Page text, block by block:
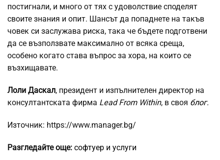
постигнали, и много от тях с удоволствие споделят
своите знания и опит. Шансът да попаднете на такъв
човек си заслужава риска, така че бъдете подготвени
да се възползвате максимално от всяка среща,
особено когато става въпрос за хора, на които се
възхищавате.
Лоли Даскал, президент и изпълнителен директор на
консултантската фирма Lead From Within, в своя блог.
Източник: https://www.manager.bg/
Разгледайте още: софтуер и услуги